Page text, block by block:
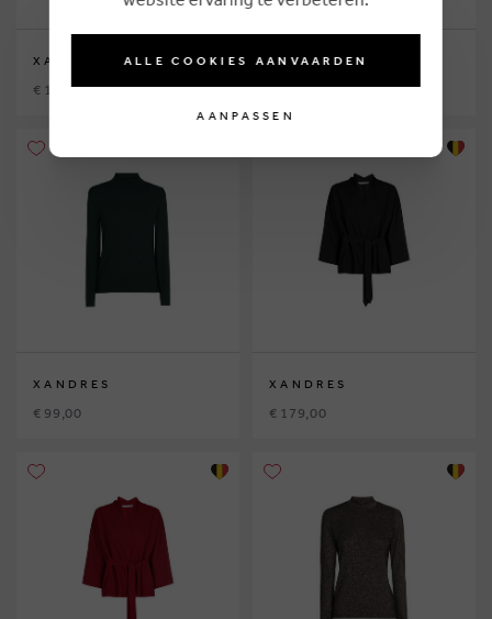
XANDRES
€ 199,00
XANDRES
€ 99,00
XANDRES
€ 99,00
XANDRES
€ 179,00
ALLE COOKIES AANVAARDEN
AANPASSEN